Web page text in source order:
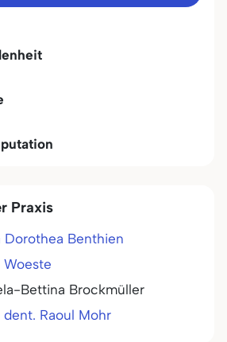
Praxis
Dorothea Benthien
Woeste
Bettina Brockmüller
dent. Raoul Mohr